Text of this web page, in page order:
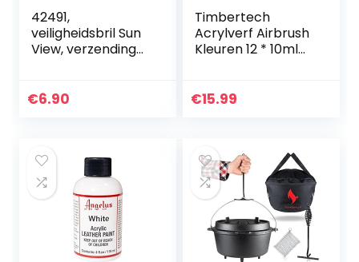
42491,
veiligheidsbril Sun
View, verzending
snelste weg
€6.90
Timbertech
Acrylverf Airbrush
Kleuren 12 * 10ml
Set Airbrush
€15.99